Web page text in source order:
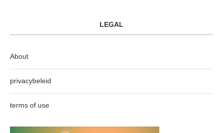
LEGAL
About
privacybeleid
terms of use